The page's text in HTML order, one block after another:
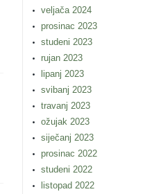
veljača 2024
prosinac 2023
studeni 2023
rujan 2023
lipanj 2023
svibanj 2023
travanj 2023
ožujak 2023
siječanj 2023
prosinac 2022
studeni 2022
listopad 2022